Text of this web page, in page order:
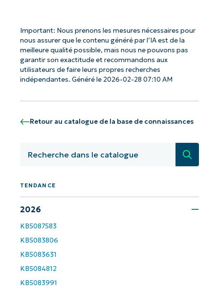
Important: Nous prenons les mesures nécessaires pour
nous assurer que le contenu généré par l’IA est de la
meilleure qualité possible, mais nous ne pouvons pas
garantir son exactitude et recommandons aux
utilisateurs de faire leurs propres recherches
indépendantes. Généré le 2026-02-28 07:10 AM
Retour au catalogue de la base de connaissances
TENDANCE
2026
KB5087583
KB5083806
KB5083631
KB5084812
KB5083991
Commencez avec les analyses de KB
pilotées par l'IA de NinjaOne !
Nom*
Pays
Company